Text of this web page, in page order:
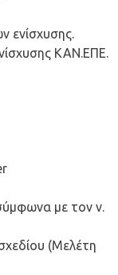
ενίσχυσης.
ΚΑΝ.ΕΠΕ.
με τον ν.
(Μελέτη